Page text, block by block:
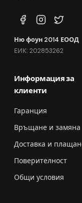
Ню фоун 2014 ЕООД
ЕИК: 202853262
Информация за
клиенти
Гаранция
Връщане и замяна
Доставка и
Поверителност
Общи условия